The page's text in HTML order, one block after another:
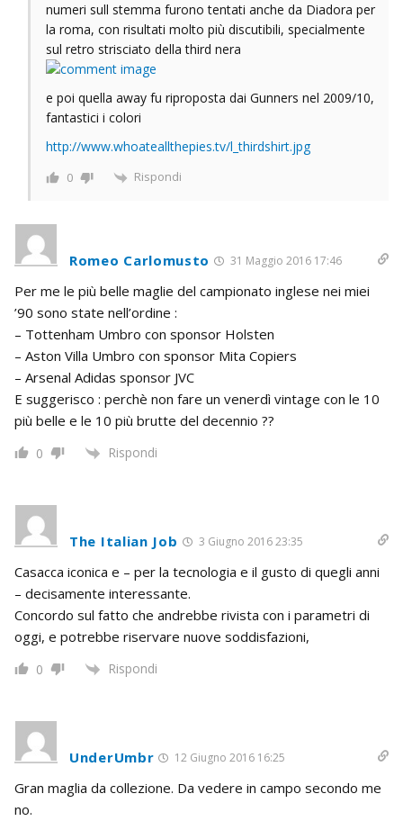
numeri sull stemma furono tentati anche da Diadora per
la roma, con risultati molto più discutibili, specialmente
sul retro strisciato della third nera
e poi quella away fu riproposta dai Gunners nel 2009/10,
fantastici i colori
http://www.whoateallthepies.tv/l_thirdshirt.jpg
0 Rispondi
Romeo Carlomusto 31 Maggio 2016 17:46
Per me le più belle maglie del campionato inglese nei miei
’90 sono state nell’ordine :
– Tottenham Umbro con sponsor Holsten
– Aston Villa Umbro con sponsor Mita Copiers
– Arsenal Adidas sponsor JVC
E suggerisco : perchè non fare un venerdì vintage con le 10
più belle e le 10 più brutte del decennio ??
0 Rispondi
The Italian Job 3 Giugno 2016 23:35
Casacca iconica e – per la tecnologia e il gusto di quegli anni
– decisamente interessante.
Concordo sul fatto che andrebbe rivista con i parametri di
oggi, e potrebbe riservare nuove soddisfazioni,
0 Rispondi
UnderUmbr 12 Giugno 2016 16:25
Gran maglia da collezione. Da vedere in campo secondo me
no.